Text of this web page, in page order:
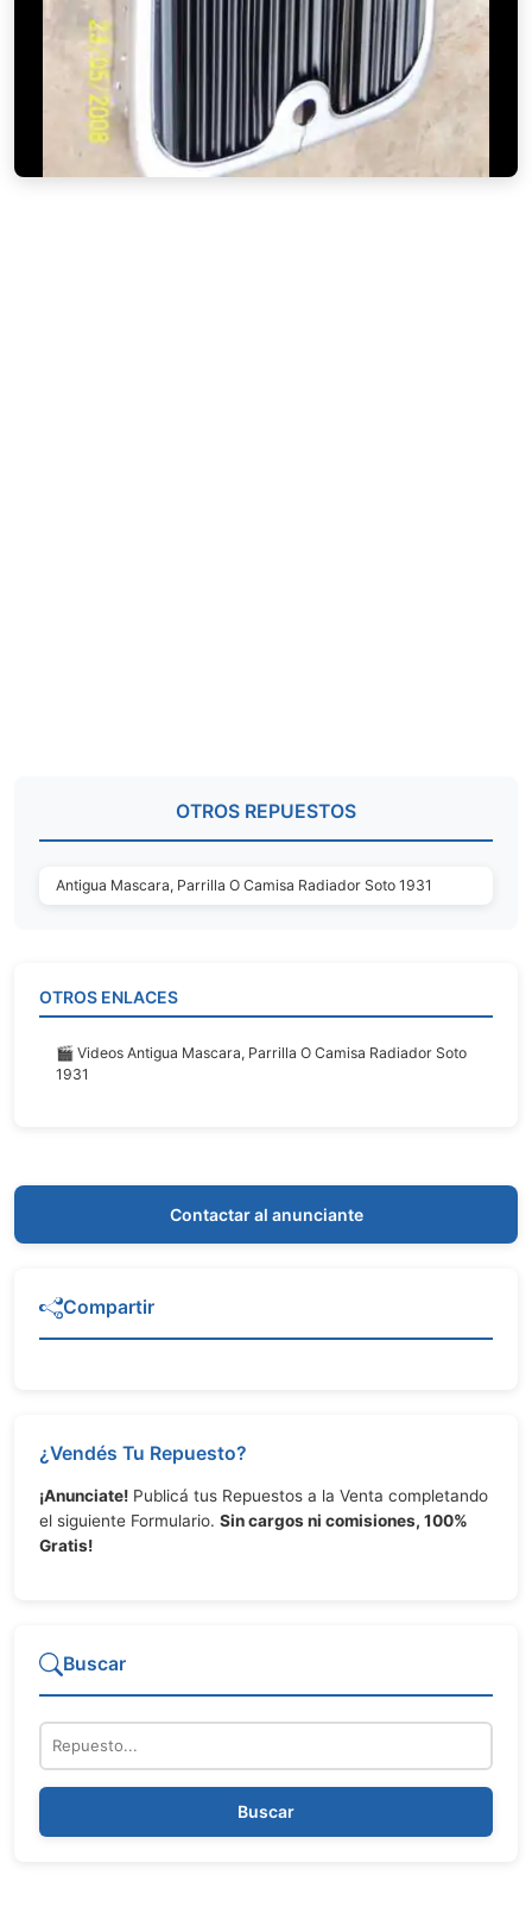
OTROS REPUESTOS
Antigua Mascara, Parrilla O Camisa Radiador Soto 1931
OTROS ENLACES
🎬 Videos Antigua Mascara, Parrilla O Camisa Radiador Soto
1931
Contactar al anunciante
Compartir
¿Vendés Tu Repuesto?
¡Anunciate! Publicá tus Repuestos a la Venta completando
el siguiente Formulario. Sin cargos ni comisiones, 100%
Gratis!
Buscar
Repuesto
Buscar